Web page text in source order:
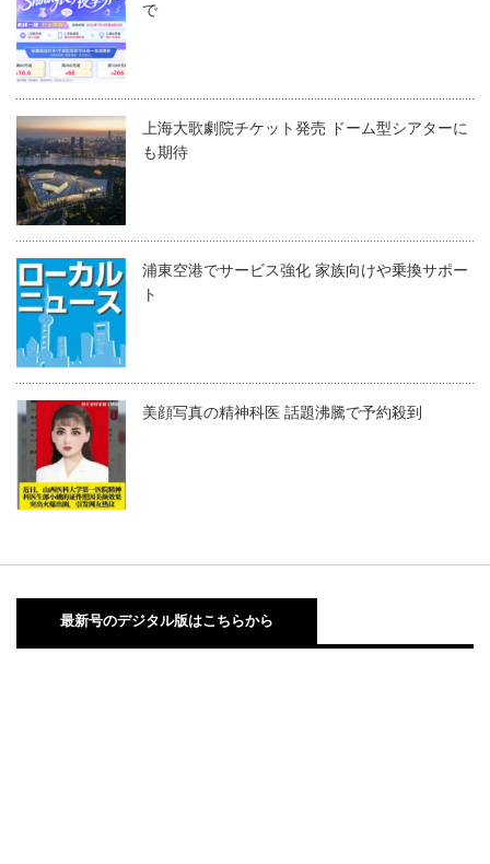
で
上海大歌劇院チケット発売 ドーム型シアターに
も期待
浦東空港でサービス強化 家族向けや乗換サポー
ト
美顔写真の精神科医 話題沸騰で予約殺到
最新号のデジタル版はこちらから